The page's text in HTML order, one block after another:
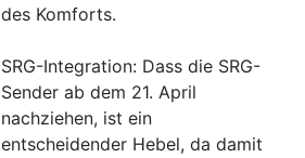
des Komforts.
SRG-Integration: Dass die SRG-
Sender ab dem 21. April
nachziehen, ist ein
entscheidender Hebel, da damit